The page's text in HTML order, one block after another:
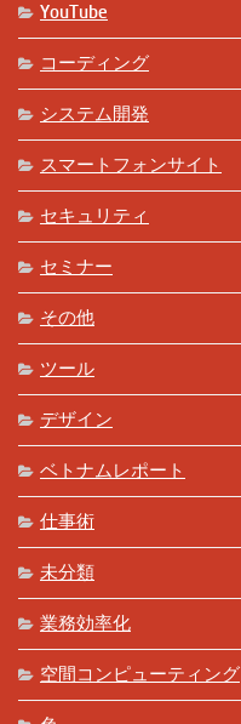
YouTube
コーディング
システム開発
スマートフォンサイト
セキュリティ
セミナー
その他
ツール
デザイン
ベトナムレポート
仕事術
未分類
業務効率化
空間コンピューティング